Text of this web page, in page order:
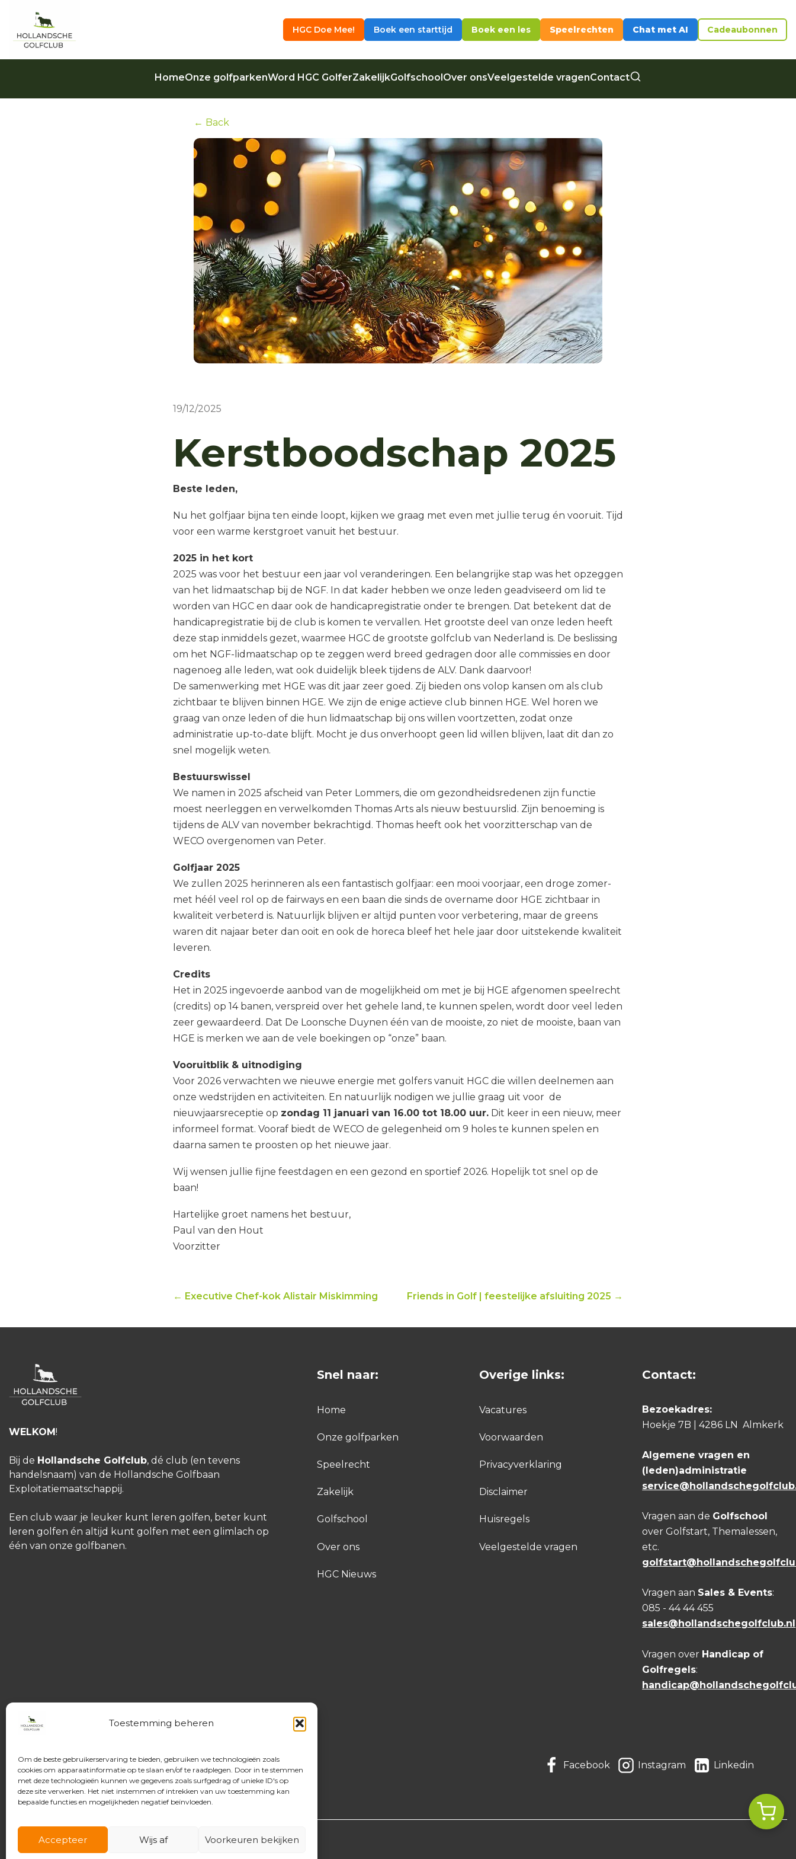
Toestemming beheren
Om de beste gebruikerservaring te bieden, gebruiken we technologieën zoals
cookies om apparaatinformatie op te slaan en/of te raadplegen. Door in te stemmen
met deze technologieën kunnen we gegevens zoals surfgedrag of unieke ID's op
deze site verwerken. Het niet instemmen of intrekken van uw toestemming kan
bepaalde functies en mogelijkheden negatief beïnvloeden.
Accepteer Wijs af Voorkeuren bekijken
HGC Doe Mee! Boek een starttijd Boek een les Speelrechten Chat met AI Cadeaubonnen
HomeOnze golfparkenWord HGC GolferZakelijkGolfschool Over onsVeelgestelde vragenContact
← Back
19/12/2025
Kerstboodschap 2025
Beste leden,
Nu het golfjaar bijna ten einde loopt, kijken we graag met even met jullie terug én vooruit. Tijd
voor een warme kerstgroet vanuit het bestuur.
2025 in het kort
2025 was voor het bestuur een jaar vol veranderingen. Een belangrijke stap was het opzeggen
van het lidmaatschap bij de NGF. In dat kader hebben we onze leden geadviseerd om lid te
worden van HGC en daar ook de handicapregistratie onder te brengen. Dat betekent dat de
handicapregistratie bij de club is komen te vervallen. Het grootste deel van onze leden heeft
deze stap inmiddels gezet, waarmee HGC de grootste golfclub van Nederland is. De beslissing
om het NGF-lidmaatschap op te zeggen werd breed gedragen door alle commissies en door
nagenoeg alle leden, wat ook duidelijk bleek tijdens de ALV. Dank daarvoor!
De samenwerking met HGE was dit jaar zeer goed. Zij bieden ons volop kansen om als club
zichtbaar te blijven binnen HGE. We zijn de enige actieve club binnen HGE. Wel horen we
graag van onze leden of die hun lidmaatschap bij ons willen voortzetten, zodat onze
administratie up-to-date blijft. Mocht je dus onverhoopt geen lid willen blijven, laat dit dan zo
snel mogelijk weten.
Bestuurswissel
We namen in 2025 afscheid van Peter Lommers, die om gezondheidsredenen zijn functie
moest neerleggen en verwelkomden Thomas Arts als nieuw bestuurslid. Zijn benoeming is
tijdens de ALV van november bekrachtigd. Thomas heeft ook het voorzitterschap van de
WECO overgenomen van Peter.
Golfjaar 2025
We zullen 2025 herinneren als een fantastisch golfjaar: een mooi voorjaar, een droge zomer-
met héél veel rol op de fairways en een baan die sinds de overname door HGE zichtbaar in
kwaliteit verbeterd is. Natuurlijk blijven er altijd punten voor verbetering, maar de greens
waren dit najaar beter dan ooit en ook de horeca bleef het hele jaar door uitstekende kwaliteit
leveren.
Credits
Het in 2025 ingevoerde aanbod van de mogelijkheid om met je bij HGE afgenomen speelrecht
(credits) op 14 banen, verspreid over het gehele land, te kunnen spelen, wordt door veel leden
zeer gewaardeerd. Dat De Loonsche Duynen één van de mooiste, zo niet de mooiste, baan van
HGE is merken we aan de vele boekingen op “onze” baan.
Vooruitblik & uitnodiging
Voor 2026 verwachten we nieuwe energie met golfers vanuit HGC die willen deelnemen aan
onze wedstrijden en activiteiten. En natuurlijk nodigen we jullie graag uit voor de
nieuwjaarsreceptie op zondag 11 januari van 16.00 tot 18.00 uur. Dit keer in een nieuw, meer
informeel format. Vooraf biedt de WECO de gelegenheid om 9 holes te kunnen spelen en
daarna samen te proosten op het nieuwe jaar.
Wij wensen jullie fijne feestdagen en een gezond en sportief 2026. Hopelijk tot snel op de
baan!
Hartelijke groet namens het bestuur,
Paul van den Hout
Voorzitter
← Executive Chef-kok Alistair Miskimming Friends in Golf | feestelijke afsluiting 2025 →
WELKOM!
Bij de Hollandsche Golfclub, dé club (en tevens
handelsnaam) van de Hollandsche Golfbaan
Exploitatiemaatschappij.
Een club waar je leuker kunt leren golfen, beter kunt
leren golfen én altijd kunt golfen met een glimlach op
één van onze golfbanen.
Snel naar:
Home
Onze golfparken
Speelrecht
Zakelijk
Golfschool
Over ons
HGC Nieuws
Overige links:
Vacatures
Voorwaarden
Privacyverklaring
Disclaimer
Huisregels
Veelgestelde vragen
Contact:
Bezoekadres:
Hoekje 7B | 4286 LN Almkerk
Algemene vragen en
(leden)administratie
Vragen aan de Golfschool
over Golfstart, Themalessen,
etc.
Vragen aan Sales & Events:
085 - 44 44 455
sales@hollandschegolfclub.nl
Vragen over Handicap of
Golfregels:
Facebook Instagram Linkedin
© 2026 Hollandsche Golfclub